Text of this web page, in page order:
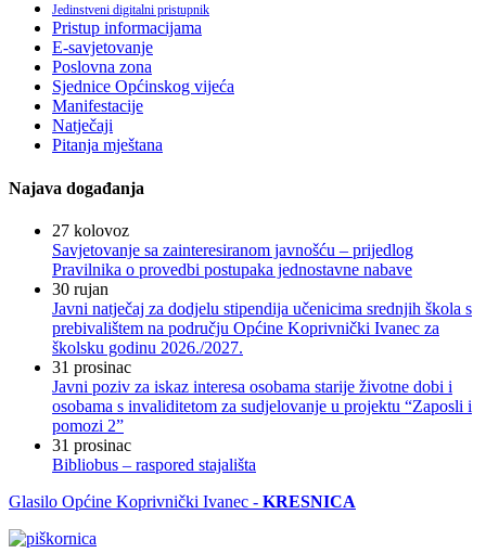
Jedinstveni digitalni pristupnik
Pristup informacijama
E-savjetovanje
Poslovna zona
Sjednice Općinskog vijeća
Manifestacije
Natječaji
Pitanja mještana
Najava događanja
27 kolovoz
Savjetovanje sa zainteresiranom javnošću – prijedlog
Pravilnika o provedbi postupaka jednostavne nabave
30 rujan
Javni natječaj za dodjelu stipendija učenicima srednjih škola s
prebivalištem na području Općine Koprivnički Ivanec za
školsku godinu 2026./2027.
31 prosinac
Javni poziv za iskaz interesa osobama starije životne dobi i
osobama s invaliditetom za sudjelovanje u projektu “Zaposli i
pomozi 2”
31 prosinac
Bibliobus – raspored stajališta
Glasilo Općine Koprivnički Ivanec - KRESNICA